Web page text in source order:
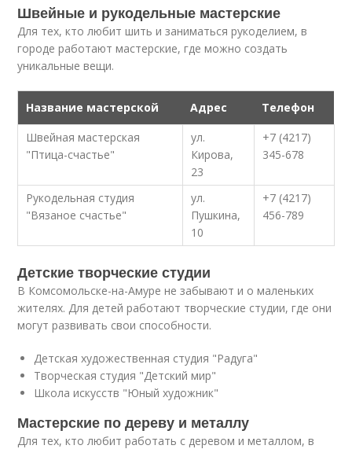
Швейные и рукодельные мастерские
Для тех, кто любит шить и заниматься рукоделием, в
городе работают мастерские, где можно создать
уникальные вещи.
Название мастерской Адрес
Телефон
Швейная мастерская
"Птица-счастье"
ул.
Кирова,
23
+7 (4217)
345-678
Рукодельная студия
"Вязаное счастье"
ул.
Пушкина,
10
+7 (4217)
456-789
Детские творческие студии
В Комсомольске-на-Амуре не забывают и о маленьких
жителях. Для детей работают творческие студии, где они
могут развивать свои способности.
Детская художественная студия "Радуга"
Творческая студия "Детский мир"
Школа искусств "Юный художник"
Мастерские по дереву и металлу
Для тех, кто любит работать с деревом и металлом, в